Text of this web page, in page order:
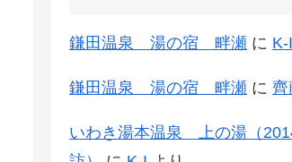
鎌田温泉 湯の宿 畔瀬 に K-I
鎌田温泉 湯の宿 畔瀬 に 齊
いわき湯本温泉 上の湯（